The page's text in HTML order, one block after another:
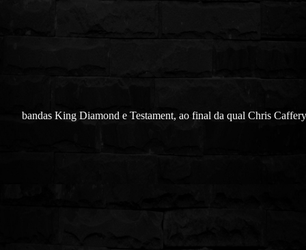
bandas King Diamond e Testament, ao final da qual Chris